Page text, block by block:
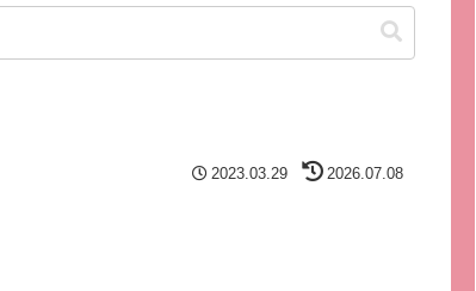
2023.03.29 2026.07.08